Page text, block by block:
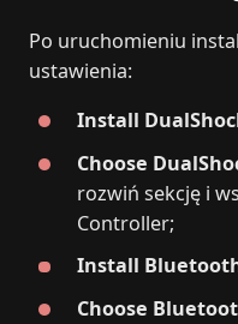
Po uruchomieniu
ustawienia:
Install
Choose
rozwiń sekcję i
Controller;
Install
Choose